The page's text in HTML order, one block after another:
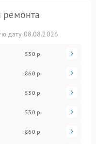
ремонта
дату 08.08.2026
530 р
860 р
530 р
530 р
860 р